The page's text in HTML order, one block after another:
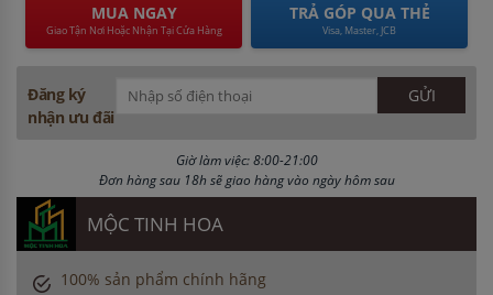
MUA NGAY
Giao Tận Nơi Hoặc Nhận Tại Cửa Hàng
TRẢ GÓP QUA THẺ
Visa, Master, JCB
Đăng ký
nhận ưu đãi
Giờ làm việc: 8:00-21:00
Đơn hàng sau 18h sẽ giao hàng vào ngày hôm sau
MỘC TINH HOA
100% sản phẩm chính hãng